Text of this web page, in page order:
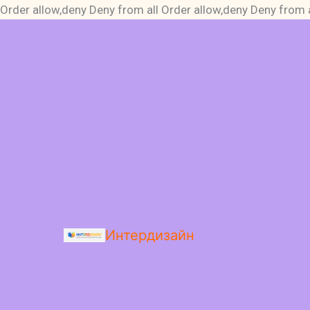
Order allow,deny Deny from all Order allow,deny Deny from
Интердизайн